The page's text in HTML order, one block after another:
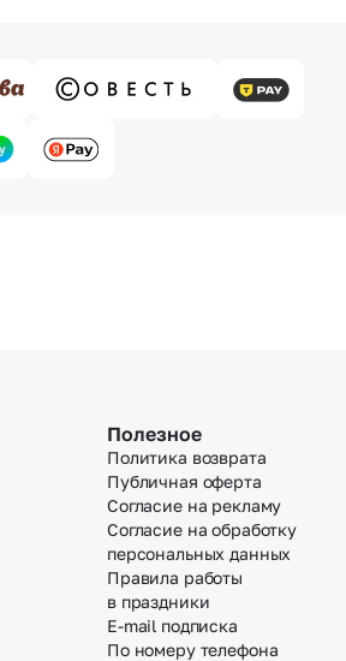
Полезное
Политика возврата
Публичная оферта
Согласие на рекламу
Согласие на обработку
персональных данных
Правила работы
в праздники
E-mail подписка
По номеру телефона